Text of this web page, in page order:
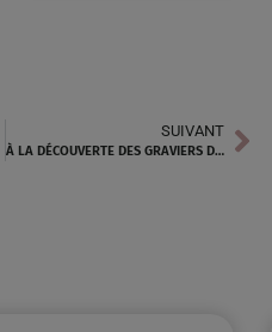
SUIVANT
À LA DÉCOUVERTE DES GRAVIERS DE MARBRE ROSE PRÈS DE LA BARDEN